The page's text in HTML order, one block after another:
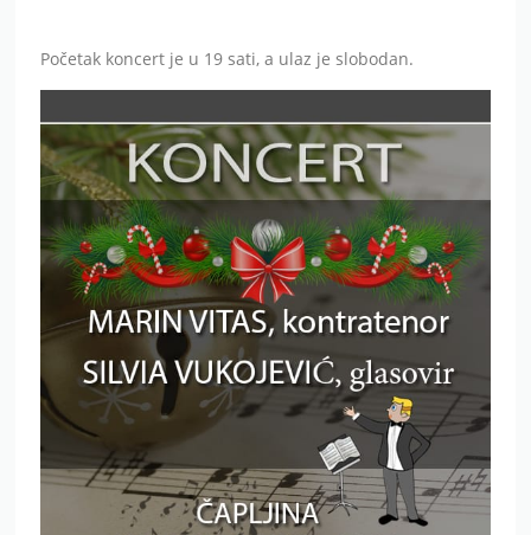
Početak koncert je u 19 sati, a ulaz je slobodan.